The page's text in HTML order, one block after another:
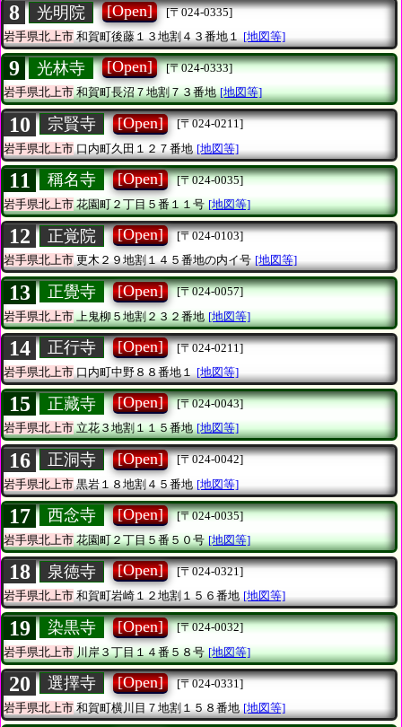
8 光明院 [Open]
[〒024-0335]
岩手県北上市和賀町後藤１３地割４３番地１ [地図等]
9 光林寺 [Open]
[〒024-0333]
岩手県北上市和賀町長沼７地割７３番地 [地図等]
10 宗賢寺 [Open]
[〒024-0211]
岩手県北上市 口内町久田１２７番地 [地図等]
11 稱名寺 [Open]
[〒024-0035]
岩手県北上市花園町２丁目５番１１号 [地図等]
12 正覚院 [Open]
[〒024-0103]
岩手県北上市更木２９地割１４５番地の内イ号 [地図等]
13 正覺寺 [Open]
[〒024-0057]
岩手県北上市上鬼柳５地割２３２番地 [地図等]
14 正行寺 [Open]
[〒024-0211]
岩手県北上市 口内町中野８８番地１ [地図等]
15 正藏寺 [Open]
[〒024-0043]
岩手県北上市立花３地割１１５番地 [地図等]
16 正洞寺 [Open]
[〒024-0042]
岩手県北上市 黒岩１８地割４５番地 [地図等]
17 西念寺 [Open]
[〒024-0035]
岩手県北上市花園町２丁目５番５０号 [地図等]
18 泉徳寺 [Open]
[〒024-0321]
岩手県北上市和賀町岩崎１２地割１５６番地 [地図等]
19 染黒寺 [Open]
[〒024-0032]
岩手県北上市川岸３丁目１４番５８号 [地図等]
20 選擇寺 [Open]
[〒024-0331]
岩手県北上市 和賀町横川目７地割１５８番地 [地図等]